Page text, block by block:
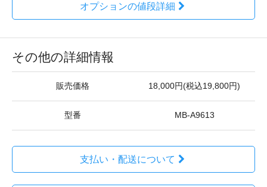
オプションの値段詳細
その他の詳細情報
販売価格 18,000円(税込19,800円)
型番 MB-A9613
支払い・配送について